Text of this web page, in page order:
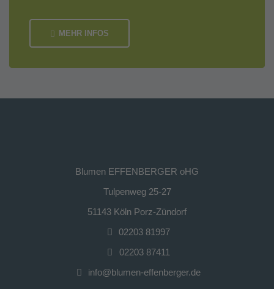
MEHR INFOS
Blumen EFFENBERGER oHG
Tulpenweg 25-27
51143 Köln Porz-Zündorf
02203 81997
02203 87411